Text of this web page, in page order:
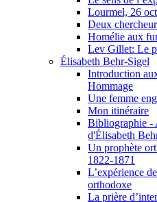
Lourmel, 26
Deux
Homélie aux
Lev Gillet: Le
Élisabeth Behr-Sigel
Introduction
Hommage
Une femme
Mon itinéraire
Bibliographie -
d'Élisabeth
Un prophète
1822-1871
L’expérience
orthodoxe
La prière